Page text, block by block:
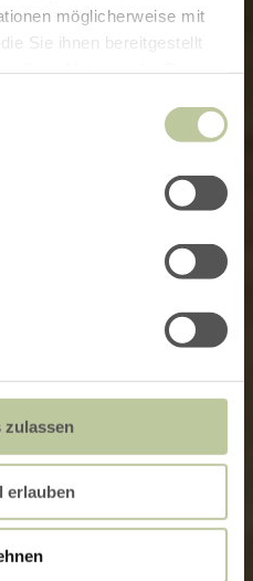
möglicherweise mit
Sie ihnen bereitgestellt
zulassen
erlauben